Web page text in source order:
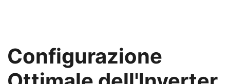
Configurazione